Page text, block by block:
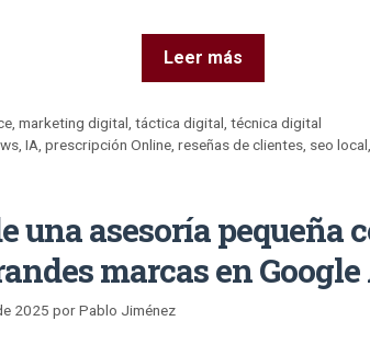
Leer más
,marketing digital ,táctica digital ,técnica digital
,IA ,prescripción Online ,reseñas de clientes seo local
una asesoría pequeña
marcas en Google
2025 porPablo Jiménez